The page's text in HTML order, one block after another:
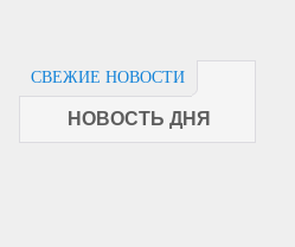
СВЕЖИЕ НОВОСТИ
НОВОСТЬ ДНЯ